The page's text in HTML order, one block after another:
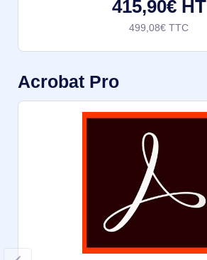
415,90€ HT
499,08€ TTC
Acrobat Pro